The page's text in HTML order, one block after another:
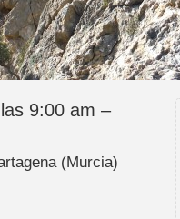
9:00 am –
(Murcia)